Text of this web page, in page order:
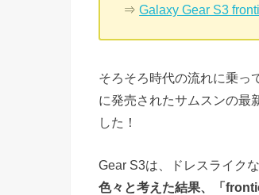
⇒Galaxy Gear S3
そろそろ時代の流れに乗っ
に発売されたサムスンの最
した！
Gear S3は、ドレスライク
色々と考えた結果、「